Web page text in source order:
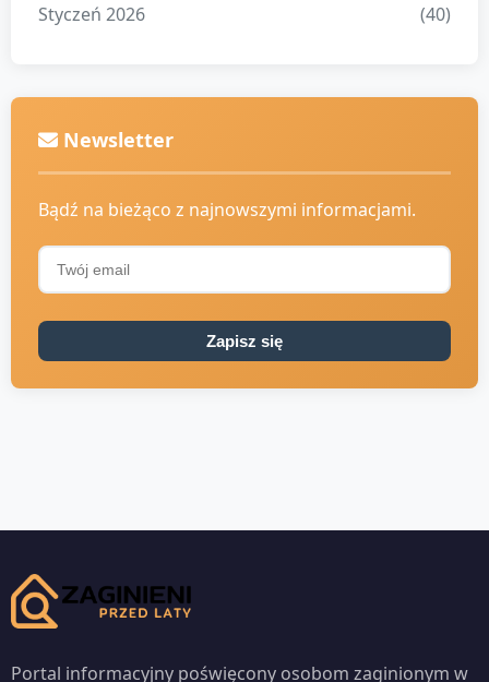
Styczeń 2026
(40)
Newsletter
Bądź na bieżąco z najnowszymi informacjami.
Zapisz się
Portal informacyjny poświęcony osobom zaginionym w